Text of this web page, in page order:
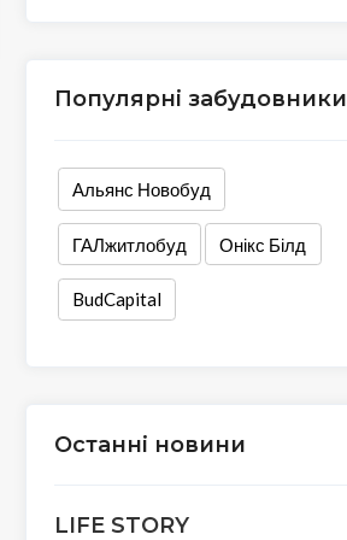
Популярні забудовники
Альянс Новобуд
ГАЛжитлобуд Онікс Білд
BudCapital
Останні новини
LIFE STORY